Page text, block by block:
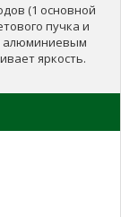
(1 основной
пучка и
алюминиевым
яркость.